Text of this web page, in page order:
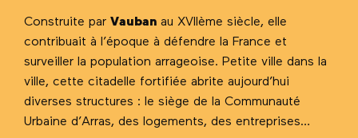
Construite par Vauban au XVIIème siècle, elle
contribuait à l’époque à défendre la France et
surveiller la population arrageoise. Petite ville dans la
ville, cette citadelle fortifiée abrite aujourd’hui
diverses structures : le siège de la Communauté
Urbaine d’Arras, des logements, des entreprises…